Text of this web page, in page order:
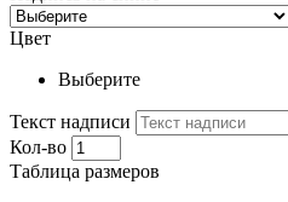
Цвет
Выберите
Текст надписи
Кол-во
Таблица размеров